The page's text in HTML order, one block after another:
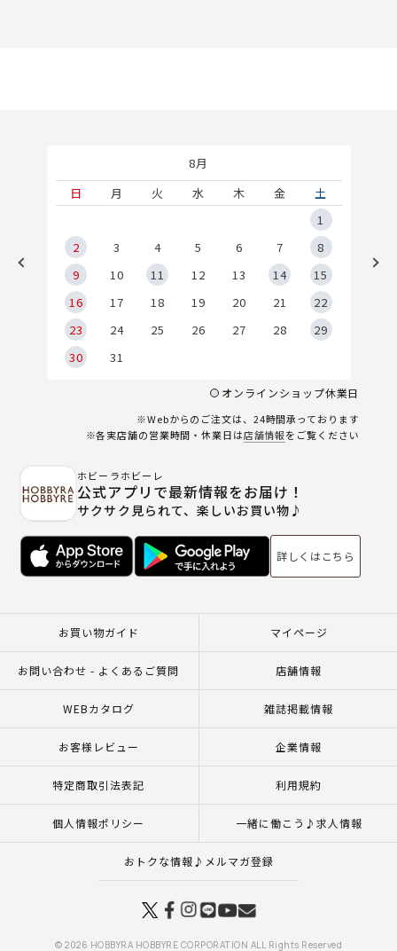
8月
日
月 火 水 木 金
土
1
2
3 4 5 6 7
8
9
10 11 12 13 14
15
16
17 18 19 20 21
22
23
24 25 26 27 28
29
30
31
オンラインショップ休業日
※Webからのご注文は、24時間承っております
※各実店舗の営業時間・休業日は店舗情報をご覧ください
ホビーラホビーレ
公式アプリで最新情報をお届け！
サクサク見られて、楽しいお買い物♪
詳しくはこちら
お買い物ガイド マイページ
お問い合わせ - よくあるご質問 店舗情報
WEBカタログ 雑誌掲載情報
お客様レビュー 企業情報
特定商取引法表記 利用規約
個人情報ポリシー 一緒に働こう♪求人情報
おトクな情報♪メルマガ登録
© 2026 HOBBYRA HOBBYRE CORPORATION ALL Rights Reserved